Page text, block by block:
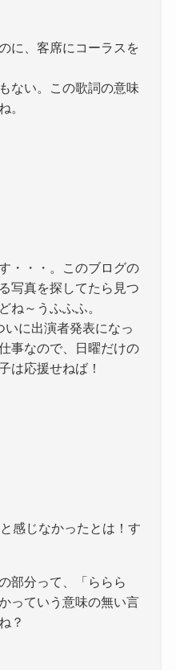
に、客席にコーラスを
ない。この歌詞の意味
。
・・・。このブログの
写真を探してたら見つ
ね～うふふふ。
に出演者発表になっ
事なので、日曜だけの
は応援せねば！
感じなかったとは！す
部分って、「ららら
っていう意味の無い言
？